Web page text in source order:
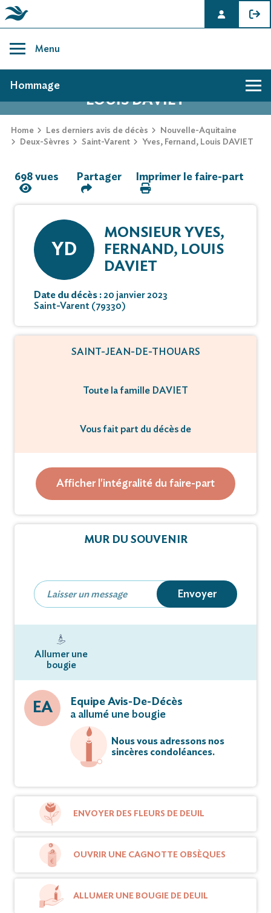
content
Menu
AVIS DE DÉCÈS DE YVES, FERNAND,
LOUIS DAVIET
Home Les derniers avis de décès
Nouvelle-Aquitaine
Deux-Sèvres
Saint-Varent Yves, Fernand, Louis DAVIET
Hommage
698 vues Partager Imprimer le faire-part
YD
MONSIEUR YVES,
FERNAND, LOUIS
DAVIET
Date du décès :20 janvier 2023
Saint-Varent (79330)
SAINT-JEAN-DE-THOUARS
Toute la famille DAVIET
Vous fait part du décès de
survenu à l'âge de 89 ans.
dernières volontés.
Vous pouvez déposer vos messages de
condoléances et témoignages sur ce site.
Afficher l'intégralité du faire-part
MUR DU SOUVENIR
Envoyer
Allumer une
bougie
EA
Equipe Avis-De-Décès
a allumé une bougie
Nous vous adressons nos
sincères condoléances.
ENVOYER DES FLEURS DE DEUIL
OUVRIR UNE CAGNOTTE OBSÈQUES
ALLUMER UNE BOUGIE DE DEUIL